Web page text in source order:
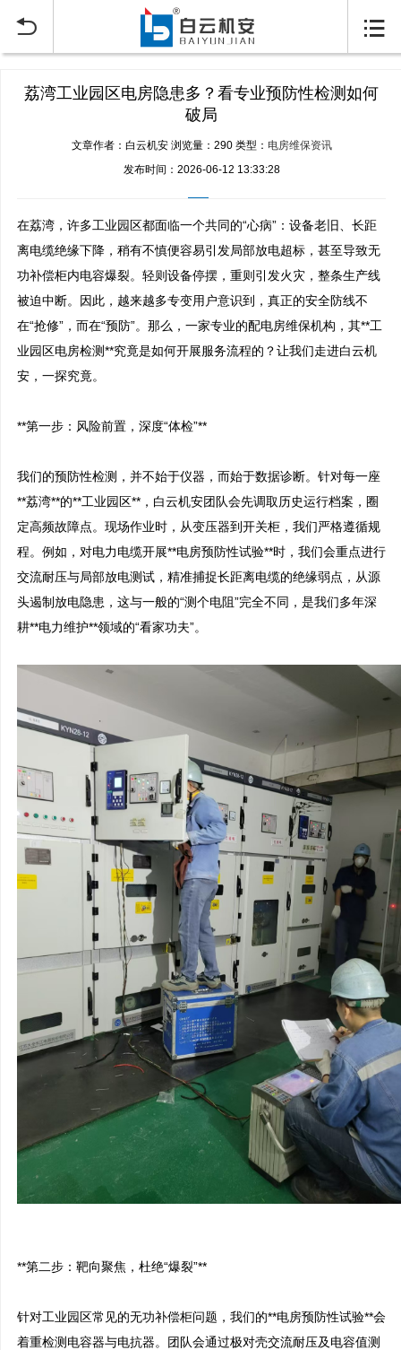
 
荔湾工业园区电房隐患多？看专业预防性检测如何
破局
文章作者：白云机安 浏览量：290 类型： 电房维保资讯
发布时间：2026-06-12 13:33:28
在荔湾，许多工业园区都面临一个共同的“心病”：设备老旧、长距
离电缆绝缘下降，稍有不慎便容易引发局部放电超标，甚至导致无
功补偿柜内电容爆裂。轻则设备停摆，重则引发火灾，整条生产线
被迫中断。因此，越来越多专变用户意识到，真正的安全防线不
在“抢修”，而在“预防”。那么，一家专业的配电房维保机构，其**工
业园区电房检测**究竟是如何开展服务流程的？让我们走进白云机
安，一探究竟。
**第一步：风险前置，深度“体检”**
我们的预防性检测，并不始于仪器，而始于数据诊断。针对每一座
**荔湾**的**工业园区**，白云机安团队会先调取历史运行档案，圈
定高频故障点。现场作业时，从变压器到开关柜，我们严格遵循规
程。例如，对电力电缆开展**电房预防性试验**时，我们会重点进行
交流耐压与局部放电测试，精准捕捉长距离电缆的绝缘弱点，从源
头遏制放电隐患，这与一般的“测个电阻”完全不同，是我们多年深
耕**电力维护**领域的“看家功夫”。
**第二步：靶向聚焦，杜绝“爆裂”**
针对工业园区常见的无功补偿柜问题，我们的**电房预防性试验**会
着重检测电容器与电抗器。团队会通过极对壳交流耐压及电容值测